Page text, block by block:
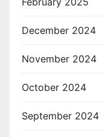
December 2024
November 2024
October 2024
September 2024